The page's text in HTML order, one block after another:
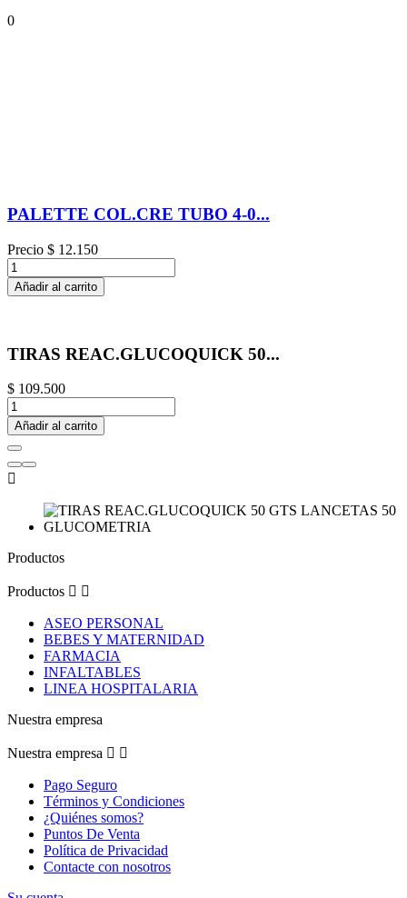
0
PALETTE COL.CRE TUBO 4-0...
Precio $ 12.150
Añadir al carrito
TIRAS REAC.GLUCOQUICK 50...
$ 109.500
Añadir al carrito

Productos
Productos  
ASEO PERSONAL
BEBES Y MATERNIDAD
FARMACIA
INFALTABLES
LINEA HOSPITALARIA
Nuestra empresa
Nuestra empresa  
Pago Seguro
Términos y Condiciones
¿Quiénes somos?
Puntos De Venta
Política de Privacidad
Contacte con nosotros